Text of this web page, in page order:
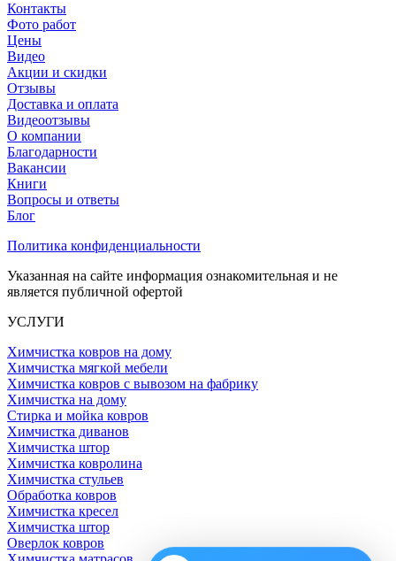
Контакты
Фото работ
Цены
Видео
Акции и скидки
Отзывы
Доставка и оплата
Видеоотзывы
О компании
Благодарности
Вакансии
Книги
Вопросы и ответы
Блог
Политика конфиденциальности
Указанная на сайте информация ознакомительная и не
является публичной офертой
УСЛУГИ
Химчистка ковров на дому
Химчистка мягкой мебели
Химчистка ковров с вывозом на фабрику
Химчистка на дому
Стирка и мойка ковров
Химчистка диванов
Химчистка штор
Химчистка ковролина
Химчистка стульев
Обработка ковров
Химчистка кресел
Химчистка штор
Оверлок ковров